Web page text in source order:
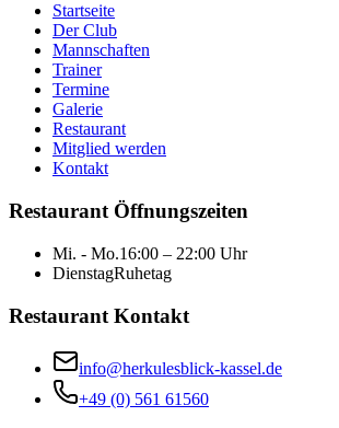
Startseite
Der Club
Mannschaften
Trainer
Termine
Galerie
Restaurant
Mitglied werden
Kontakt
Restaurant Öffnungszeiten
Mi. - Mo.16:00 – 22:00 Uhr
DienstagRuhetag
Restaurant Kontakt
info@herkulesblick-kassel.de
+49 (0) 561 61560